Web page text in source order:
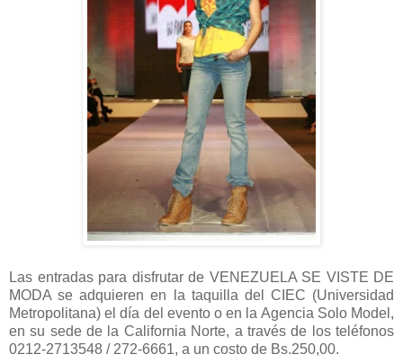
Las entradas para disfrutar de VENEZUELA SE VISTE DE
MODA se adquieren en la taquilla del CIEC (Universidad
Metropolitana) el día del evento o en la Agencia Solo Model,
en su sede de la California Norte, a través de los teléfonos
0212-2713548 / 272-6661, a un costo de Bs.250,00.